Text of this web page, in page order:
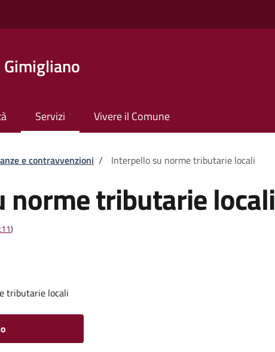
Servizi Vivere il Comune
e contravvenzioni / Interpello su norme tributarie locali
norme tributarie locali
)
tributarie locali